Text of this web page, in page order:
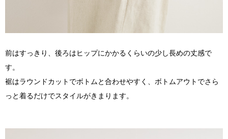
前はすっきり、後ろはヒップにかかるくらいの少し長めの丈感で
す。
裾はラウンドカットでボトムと合わせやすく、ボトムアウトでさら
っと着るだけでスタイルがきまります。